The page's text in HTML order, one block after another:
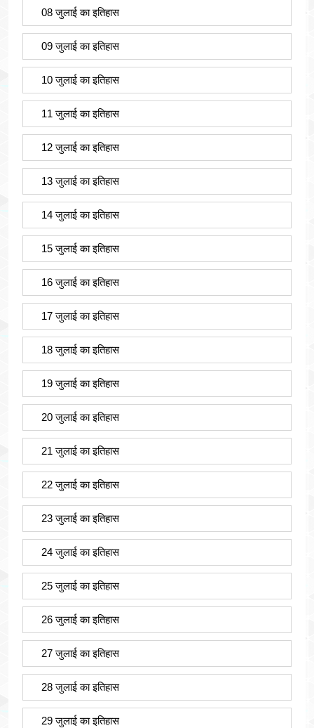
08 जुलाई का इतिहास
09 जुलाई का इतिहास
10 जुलाई का इतिहास
11 जुलाई का इतिहास
12 जुलाई का इतिहास
13 जुलाई का इतिहास
14 जुलाई का इतिहास
15 जुलाई का इतिहास
16 जुलाई का इतिहास
17 जुलाई का इतिहास
18 जुलाई का इतिहास
19 जुलाई का इतिहास
20 जुलाई का इतिहास
21 जुलाई का इतिहास
22 जुलाई का इतिहास
23 जुलाई का इतिहास
24 जुलाई का इतिहास
25 जुलाई का इतिहास
26 जुलाई का इतिहास
27 जुलाई का इतिहास
28 जुलाई का इतिहास
29 जुलाई का इतिहास